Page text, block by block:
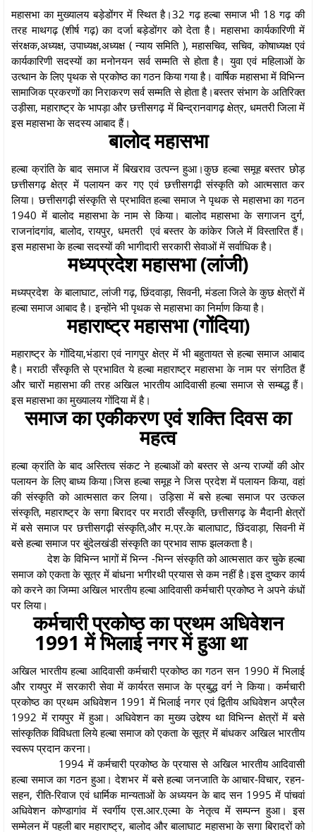
महासभा का मुख्यालय बड़ेडोंगर में स्थित है।32 गढ़ हल्बा समाज भी 18 गढ़ की
तरह माथगढ़ (शीर्ष गढ़) का दर्जा बड़ेडोंगर को देता है। महासभा कार्यकारिणी में
संरक्षक,अध्यक्ष, उपाध्यक्ष,अध्यक्ष ( न्याय समिति ), महासचिव, सचिव, कोषाध्यक्ष एवं
कार्यकारिणी सदस्यों का मनोनयन सर्व सम्मति से होता है। युवा एवं महिलाओं के
उत्थान के लिए पृथक से प्रकोष्ठ का गठन किया गया है। वार्षिक महासभा में विभिन्न
सामाजिक प्रकरणों का निराकरण सर्व सम्मति से होता है।बस्तर संभाग के अतिरिक्त
उड़ीसा, महाराष्ट्र के भापड़ा और छत्तीसगढ़ में बिन्द्रानवागढ़ क्षेत्र, धमतरी जिला में
इस महासभा के सदस्य आबाद हैं।
बालोद महासभा
हल्बा क्रांति के बाद समाज में बिखराव उत्पन्न हुआ।कुछ हल्बा समूह बस्तर छोड़
छत्तीसगढ़ क्षेत्र में पलायन कर गए एवं छत्तीसगढ़ी संस्कृति को आत्मसात कर
लिया। छत्तीसगढ़ी संस्कृति से प्रभावित हल्बा समाज ने पृथक से महासभा का गठन
1940 में बालोद महासभा के नाम से किया। बालोद महासभा के सगाजन दुर्ग,
राजनांदगांव, बालोद, रायपुर, धमतरी एवं बस्तर के कांकेर जिले में विस्तारित हैं।
इस महासभा के हल्बा सदस्यों की भागीदारी सरकारी सेवाओं में सर्वाधिक है।
मध्यप्रदेश महासभा (लांजी)
मध्यप्रदेश के बालाघाट, लांजी गढ़, छिंदवाड़ा, सिवनी, मंडला जिले के कुछ क्षेत्रों में
हल्बा समाज आबाद है। इन्होंने भी पृथक से महासभा का निर्माण किया है।
महाराष्ट्र महासभा (गोंदिया)
महाराष्ट्र के गोंदिया,भंडारा एवं नागपुर क्षेत्र में भी बहुतायत से हल्बा समाज आबाद
है। मराठी सँस्कृति से प्रभावित ये हल्बा महाराष्ट्र महासभा के नाम पर संगठित हैं
और चारों महासभा की तरह अखिल भारतीय आदिवासी हल्बा समाज से सम्बद्ध हैं।
इस महासभा का मुख्यालय गोंदिया में है।
समाज का एकीकरण एवं शक्ति दिवस का
महत्व
हल्बा क्रांति के बाद अस्तित्व संकट ने हल्बाओं को बस्तर से अन्य राज्यों की ओर
पलायन के लिए बाध्य किया।जिस हल्बा समूह ने जिस प्रदेश में पलायन किया, वहां
की संस्कृति को आत्मसात कर लिया। उड़िसा में बसे हल्बा समाज पर उत्कल
संस्कृति, महाराष्ट्र के सगा बिरादर पर मराठी सँस्कृति, छत्तीसगढ़ के मैदानी क्षेत्रों
में बसे समाज पर छत्तीसगढ़ी संस्कृति,और म.प्र.के बालाघाट, छिंदवाड़ा, सिवनी में
बसे हल्बा समाज पर बुंदेलखंडी संस्कृति का प्रभाव साफ झलकता है।
देश के विभिन्न भागों में भिन्न -भिन्न संस्कृति को आत्मसात कर चुके हल्बा
समाज को एकता के सूत्र में बांधना भगीरथी प्रयास से कम नहीं है।इस दुष्कर कार्य
को करने का जिम्मा अखिल भारतीय हल्बा आदिवासी कर्मचारी प्रकोष्ठ ने अपने कंधों
पर लिया।
कर्मचारी प्रकोष्ठ का प्रथम अधिवेशन
1991 में भिलाई नगर में हुआ था
अखिल भारतीय हल्बा आदिवासी कर्मचारी प्रकोष्ठ का गठन सन 1990 में भिलाई
और रायपुर में सरकारी सेवा में कार्यरत समाज के प्रबुद्ध वर्ग ने किया। कर्मचारी
प्रकोष्ठ का प्रथम अधिवेशन 1991 में भिलाई नगर एवं द्वितीय अधिवेशन अप्रैल
1992 में रायपुर में हुआ। अधिवेशन का मुख्य उद्देश्य था विभिन्न क्षेत्रों में बसे
सांस्कृतिक विविधता लिये हल्बा समाज को एकता के सूत्र में बांधकर अखिल भारतीय
स्वरूप प्रदान करना।
1994 में कर्मचारी प्रकोष्ठ के प्रयास से अखिल भारतीय आदिवासी
हल्बा समाज का गठन हुआ। देशभर में बसे हल्बा जनजाति के आचार-विचार, रहन-
सहन, रीति-रिवाज एवं धार्मिक मान्यताओं के अध्ययन के बाद सन 1995 में पांचवां
अधिवेशन कोण्डागांव में स्वर्गीय एस.आर.एल्मा के नेतृत्व में सम्पन्न हुआ। इस
सम्मेलन में पहली बार महाराष्ट्र, बालोद और बालाघाट महासभा के सगा बिरादरों को